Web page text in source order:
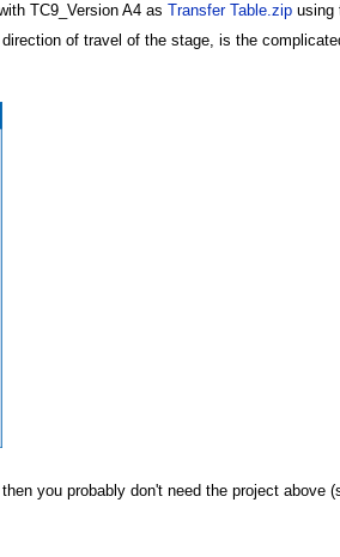
TC9_Version A4 as Transfer Table.zipusing
of travel of the stage, is the
then you probably don't need the project above